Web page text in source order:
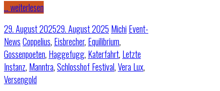
… weiterlesen
29. August 202529. August 2025 Michi Event-
NewsCoppelius, Eisbrecher, Equilibrium,
Gossenpoeten, Haggefugg, Katerfahrt, Letzte
Instanz, Manntra,Schlosshof Festival,Vera Lux,
Versengold